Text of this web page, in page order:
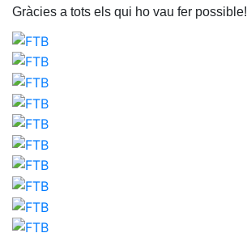
Quadres
Normativa
Gràcies a tots els qui ho vau fer possible!